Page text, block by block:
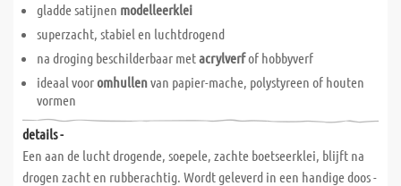
gladde satijnen modelleerklei
superzacht, stabiel en luchtdrogend
na droging beschilderbaar metacrylverfof hobbyverf
ideaal vooromhullenvan papier-mache, polystyreen of houten
vormen
details -
Een aan de lucht drogende, soepele, zachte boetseerklei, blijft na
drogen zacht en rubberachtig. Wordt geleverd in een handige doos -